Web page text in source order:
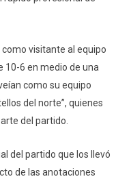
como visitante al equipo
10-6 en medio de una
como su equipo
del norte”, quienes
del partido.
del partido que los llevó
de las anotaciones